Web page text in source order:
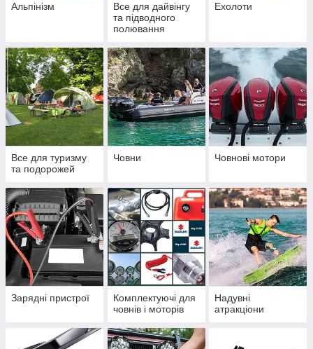
Альпінізм
Все для дайвінгу
та підводного
полювання
Ехолоти
Все для туризму
та подорожей
Човни Човнові мотори
Зарядні пристрої
Комплектуючі для
човнів і моторів
Надувні
атракціони